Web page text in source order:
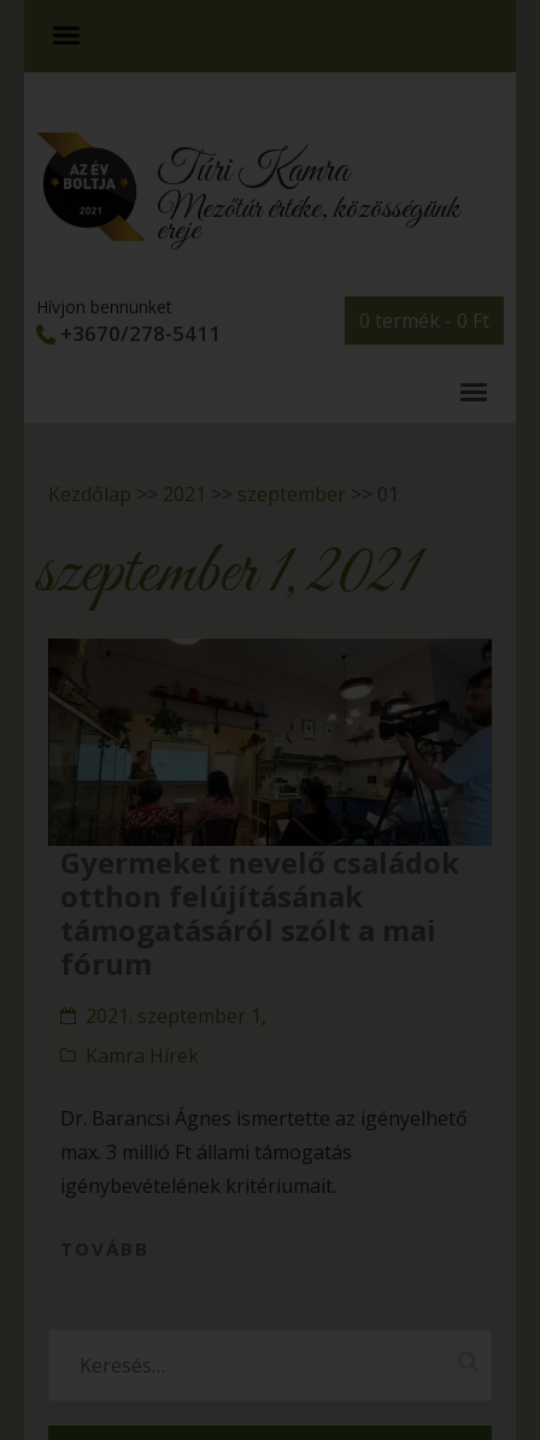
Túri Kamra
Mezőtúr értéke, közösségünk
ereje
0 termék - 0 Ft
Hívjon bennünket
+3670/278-5411
Kezdőlap >> 2021 >> szeptember >> 01
szeptember 1, 2021
2021. szeptember 1,
Kamra Hírek
Dr. Barancsi Ágnes ismertette az igényelhető
max. 3 millió Ft állami támogatás
igénybevételének kritériumait.